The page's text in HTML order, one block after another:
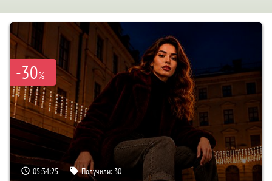
-30%
05:34:24 Получили: 30